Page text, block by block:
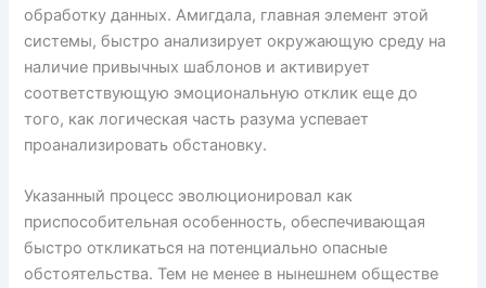
обработку данных. Амигдала, главная элемент этой
системы, быстро анализирует окружающую среду на
наличие привычных шаблонов и активирует
соответствующую эмоциональную отклик еще до
того, как логическая часть разума успевает
проанализировать обстановку.
Указанный процесс эволюционировал как
приспособительная особенность, обеспечивающая
быстро откликаться на потенциально опасные
обстоятельства. Тем не менее в нынешнем обществе